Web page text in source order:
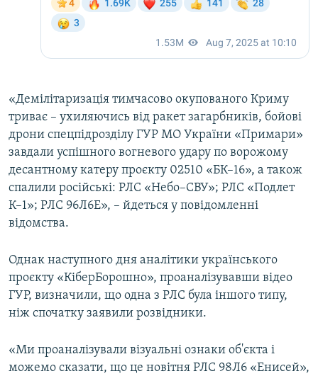
«Демілітаризація тимчасово окупованого Криму
триває – ухиляючись від ракет загарбників, бойові
дрони спецпідрозділу ГУР МО України «Примари»
завдали успішного вогневого удару по ворожому
десантному катеру проєкту 02510 «БК–16», а також
спалили російські: РЛС «Небо–СВУ»; РЛС «Подлет
К–1»; РЛС 96Л6Е», – йдеться у повідомленні
відомства.
Однак наступного дня аналітики українського
проєкту «КіберБорошно», проаналізувавши відео
ГУР, визначили, що одна з РЛС була іншого типу,
ніж спочатку заявили розвідники.
«Ми проаналізували візуальні ознаки об'єкта і
можемо сказати, що це новітня РЛС 98Л6 «Енисей»,